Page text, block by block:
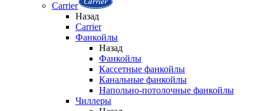
Carrier
Назад
Carrier
Фанкойлы
Назад
Фанкойлы
Кассетные фанкойлы
Канальные фанкойлы
Напольно-потолочные фанкойлы
Чиллеры